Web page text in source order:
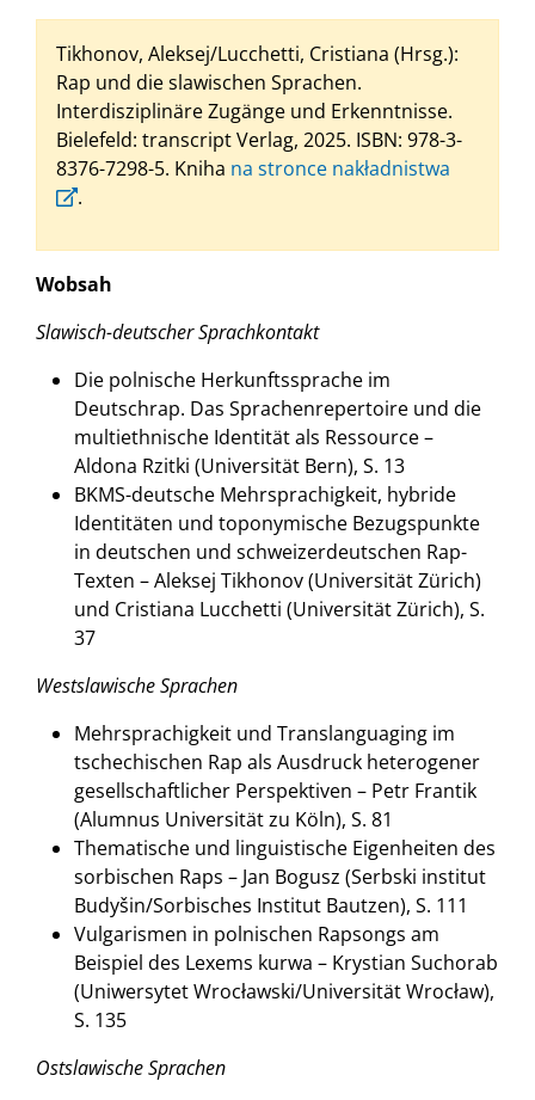
Tikhonov, Aleksej/Lucchetti, Cristiana (Hrsg.):
Rap und die slawischen Sprachen.
Interdisziplinäre Zugänge und Erkenntnisse.
Bielefeld: transcript Verlag, 2025. ISBN: 978-3-
8376-7298-5. Kniha na stronce nakładnistwa
.
Wobsah
Slawisch-deutscher Sprachkontakt
Die polnische Herkunftssprache im
Deutschrap. Das Sprachenrepertoire und die
multiethnische Identität als Ressource –
Aldona Rzitki (Universität Bern), S. 13
BKMS-deutsche Mehrsprachigkeit, hybride
Identitäten und toponymische Bezugspunkte
in deutschen und schweizerdeutschen Rap-
Texten – Aleksej Tikhonov (Universität Zürich)
und Cristiana Lucchetti (Universität Zürich), S.
37
Westslawische Sprachen
Mehrsprachigkeit und Translanguaging im
tschechischen Rap als Ausdruck heterogener
gesellschaftlicher Perspektiven – Petr Frantik
(Alumnus Universität zu Köln), S. 81
Thematische und linguistische Eigenheiten des
sorbischen Raps – Jan Bogusz (Serbski institut
Budyšin/Sorbisches Institut Bautzen), S. 111
Vulgarismen in polnischen Rapsongs am
Beispiel des Lexems kurwa – Krystian Suchorab
(Uniwersytet Wrocławski/Universität Wrocław),
S. 135
Ostslawische Sprachen